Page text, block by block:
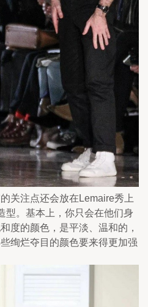
关注点还会放在Lemaire秀上
型。基本上，你只会在他们身
度的颜色，是平淡、温和的，
绚烂夺目的颜色要来得更加强